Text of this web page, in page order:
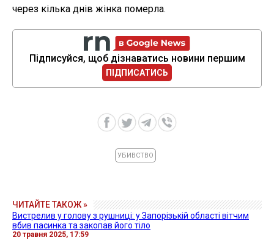
через кілька днів жінка померла.
Підписуйся, щоб дізнаватись новини першим
ПІДПИСАТИСЬ
УБИВСТВО
ЧИТАЙТЕ ТАКОЖ »
Вистрелив у голову з рушниці: у Запорізькій області вітчим
вбив пасинка та закопав його тіло
20 травня 2025, 17:59